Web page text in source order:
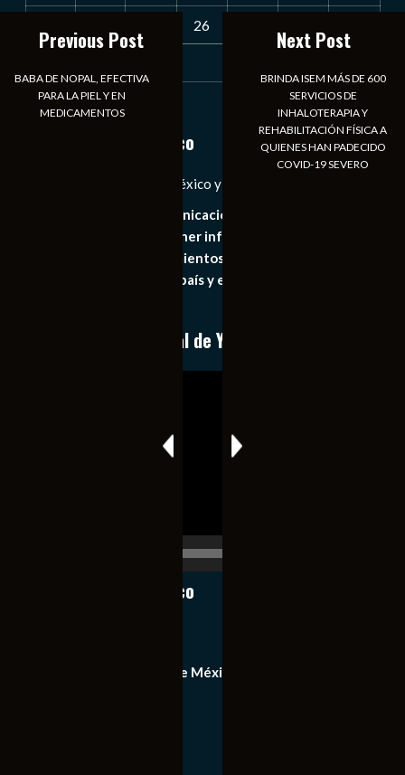
26
« Jul
Notiexpress de México
Las Noticias Diarias de México y el Mundo a Tu Alcance
Somos un medio de comunicación digital que tiene como
principal objetivo mantener informado al publico en
general de los acontecimientos mas recientes e
importantes de nuestro país y el mundo de forma eficaz,
Conoce nuestro canal de YouTube
Notiexpress de México
Equipo de Notiexpress de México
Previous Post
BABA DE NOPAL, EFECTIVA
PARA LA PIEL Y EN
MEDICAMENTOS
Next Post
BRINDA ISEM MÁS DE 600
SERVICIOS DE
INHALOTERAPIA Y
REHABILITACIÓN FÍSICA A
QUIENES HAN PADECIDO
COVID-19 SEVERO